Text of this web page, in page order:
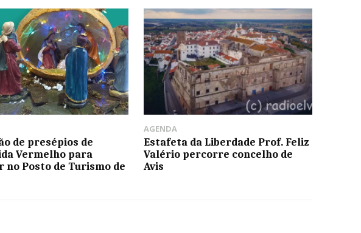
de presépios de
Vermelho para
no Posto de Turismo de
AGENDA
Estafeta da Liberdade Prof. Feliz
Valério percorre concelho de
Avis